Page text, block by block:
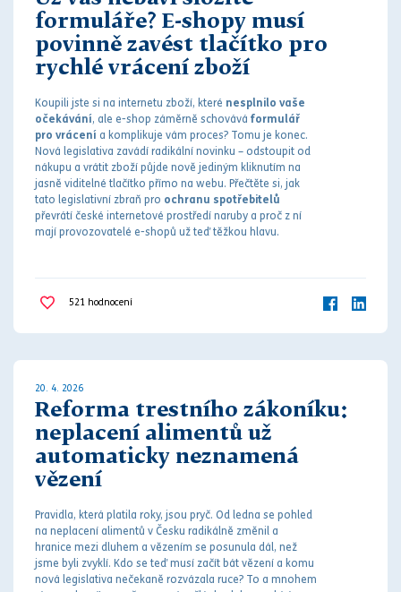
formuláře? E-shopy musí
povinně zavést tlačítko pro
rychlé vrácení zboží
Koupili jste si na internetu zboží, které nesplnilo vaše
očekávání, ale e-shop záměrně schovává formulář
pro vrácení a komplikuje vám proces? Tomu je konec.
Nová legislativa zavádí radikální novinku – odstoupit od
nákupu a vrátit zboží půjde nově jediným kliknutím na
jasně viditelné tlačítko přímo na webu. Přečtěte si, jak
tato legislativní zbraň pro ochranu spotřebitelů
převrátí české internetové prostředí naruby a proč z ní
mají provozovatelé e-shopů už teď těžkou hlavu.
521 hodnocení
20. 4. 2026
Reforma trestního zákoníku:
neplacení alimentů už
automaticky neznamená
vězení
Pravidla, která platila roky, jsou pryč. Od ledna se pohled
na neplacení alimentů v Česku radikálně změnil a
hranice mezi dluhem a vězením se posunula dál, než
jsme byli zvyklí. Kdo se teď musí začít bát vězení a komu
nová legislativa nečekaně rozvázala ruce? To a mnohem